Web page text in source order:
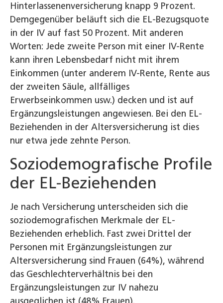
Hinterlassenenversicherung knapp 9 Prozent.
Demgegenüber beläuft sich die EL-Bezugsquote
in der IV auf fast 50 Prozent. Mit anderen
Worten: Jede zweite Person mit einer IV-Rente
kann ihren Lebensbedarf nicht mit ihrem
Einkommen (unter anderem IV-Rente, Rente aus
der zweiten Säule, allfälliges
Erwerbseinkommen usw.) decken und ist auf
Ergänzungsleistungen angewiesen. Bei den EL-
Beziehenden in der Altersversicherung ist dies
nur etwa jede zehnte Person.
Soziodemografische Profile
der EL-Beziehenden
Je nach Versicherung unterscheiden sich die
soziodemografischen Merkmale der EL-
Beziehenden erheblich. Fast zwei Drittel der
Personen mit Ergänzungsleistungen zur
Altersversicherung sind Frauen (64%), während
das Geschlechterverhältnis bei den
Ergänzungsleistungen zur IV nahezu